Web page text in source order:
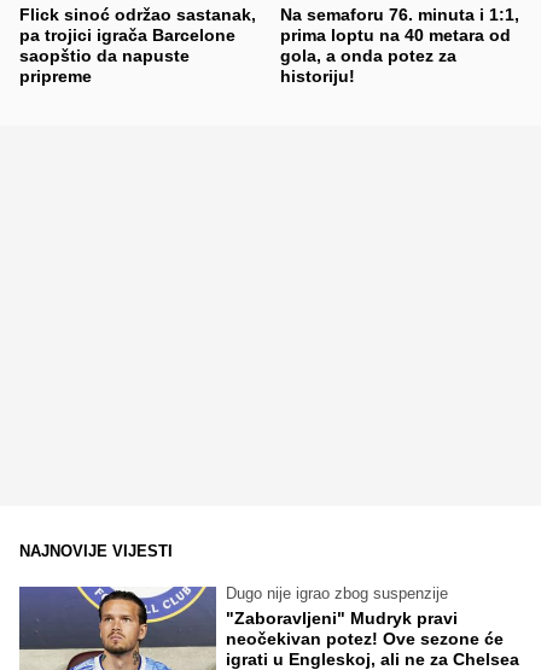
Flick sinoć održao sastanak,
pa trojici igrača Barcelone
saopštio da napuste
pripreme
Na semaforu 76. minuta i 1:1,
prima loptu na 40 metara od
gola, a onda potez za
historiju!
NAJNOVIJE VIJESTI
Dugo nije igrao zbog suspenzije
"Zaboravljeni" Mudryk pravi
neočekivan potez! Ove sezone će
igrati u Engleskoj, ali ne za Chelsea